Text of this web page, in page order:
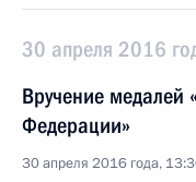
30 апреля 2016
Вручение медалей
Федерации»
30 апреля 2016 года,